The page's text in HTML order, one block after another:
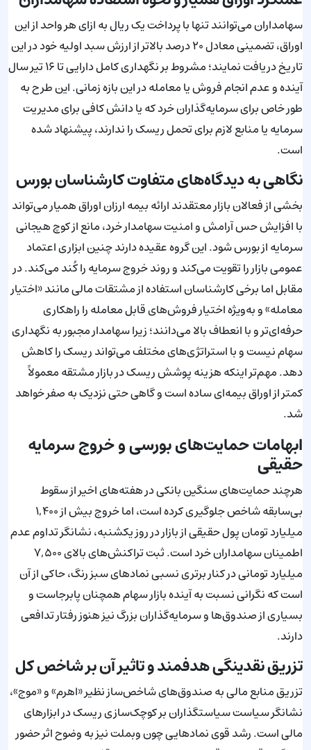
سهامداران می‌توانند تنها با پرداخت یک ریال به ازای هر واحد از این
اوراق، تضمینی معادل ۲۰ درصد بالاتر از ارزش سبد اولیه خود در این
تاریخ دریافت نمایند؛ مشروط بر نگهداری کامل دارایی تا ۱۶ تیر سال
آینده و عدم انجام فروش یا معامله در این بازه زمانی. این طرح به
طور خاص برای سرمایه‌گذاران خرد که یا دانش کافی برای مدیریت
سرمایه یا منابع لازم برای تحمل ریسک را ندارند، پیشنهاد شده
است.
نگاهی به دیدگاه‌های متفاوت کارشناسان بورس
بخشی از فعالان بازار معتقدند ارائه بیمه ارزان اوراق همیار می‌تواند
با افزایش حس آرامش و امنیت سهامدار خرد، مانع از کوچ هیجانی
سرمایه از بورس شود. این گروه عقیده دارند چنین ابزاری اعتماد
عمومی بازار را تقویت می‌کند و روند خروج سرمایه را کُند می‌کند. در
مقابل اما برخی کارشناسان استفاده از مشتقات مالی مانند «اختیار
معامله» و به‌ویژه اختیار فروش‌های قابل معامله را راهکاری
حرفه‌ای‌تر و با انعطاف بالا می‌دانند؛ زیرا سهامدار مجبور به نگهداری
سهام نیست و با استراتژی‌های مختلف می‌تواند ریسک را کاهش
دهد. مهم‌تر اینکه هزینه پوشش ریسک در بازار مشتقه معمولاً
کمتر از اوراق بیمه‌ای ساده است و گاهی حتی نزدیک به صفر خواهد
شد.
ابهامات حمایت‌های بورسی و خروج سرمایه
حقیقی
هرچند حمایت‌های سنگین بانکی در هفته‌های اخیر از سقوط
بی‌سابقه شاخص جلوگیری کرده است، اما خروج بیش از ۱,۴۰۰
میلیارد تومان پول حقیقی از بازار در روز یکشنبه، نشانگر تداوم عدم
اطمینان سهامداران خرد است. ثبت تراکنش‌های بالای ۷,۵۰۰
میلیارد تومانی در کنار برتری نسبی نمادهای سبز رنگ، حاکی از آن
است که نگرانی نسبت به آینده بازار سهام همچنان پابرجاست و
بسیاری از صندوق‌ها و سرمایه‌گذاران بزرگ نیز هنوز رفتار تدافعی
دارند.
تزریق نقدینگی هدفمند و تاثیر آن بر شاخص کل
تزریق منابع مالی به صندوق‌های شاخص‌ساز نظیر «اهرم» و «موج»،
نشانگر سیاست سیاستگذاران بر کوچک‌سازی ریسک در ابزارهای
مالی است. رشد قوی نمادهایی چون وبملت نیز به وضوح اثر حضور